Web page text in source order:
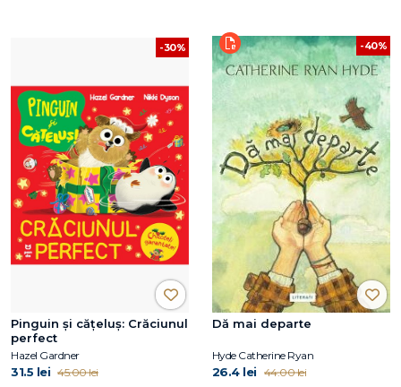
-30%
Pinguin și cățeluș: Crăciunul
perfect
Hazel Gardner
31.5 lei 45.00 lei
-40%
Dă mai departe
Hyde Catherine Ryan
26.4 lei 44.00 lei